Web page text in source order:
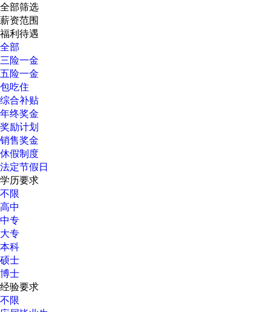
全部筛选
薪资范围
福利待遇
全部
三险一金
五险一金
包吃住
综合补贴
年终奖金
奖励计划
销售奖金
休假制度
法定节假日
学历要求
不限
高中
中专
大专
本科
硕士
博士
经验要求
不限